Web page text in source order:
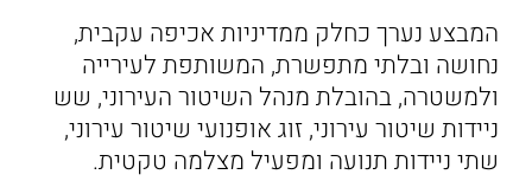
המבצע נערך כחלק ממדיניות אכיפה עקבית,
נחושה ובלתי מתפשרת, המשותפת לעירייה
ולמשטרה, בהובלת מנהל השיטור העירוני, שש
ניידות שיטור עירוני, זוג אופנועי שיטור עירוני,
שתי ניידות תנועה ומפעיל מצלמה טקטית.